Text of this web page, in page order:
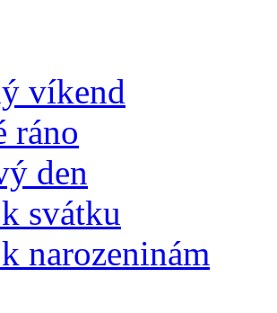
víkend
ráno
den
svátku
narozeninám